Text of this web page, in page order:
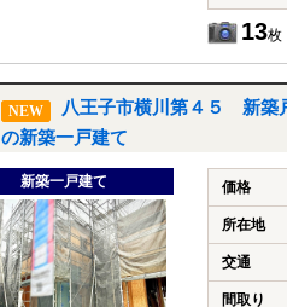
13
NEW
八王子市横川第４５ 新築
の新築一戸建て
新築一戸建て 価格
所在地
交通
間取り